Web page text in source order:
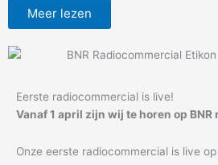
Meer lezen
Eerste radiocommercial is live!
Vanaf 1 april zijn wij te horen op BNR
Onze eerste radiocommercial is live op